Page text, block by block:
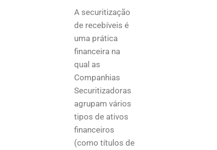
A securitização
de recebíveis é
uma prática
financeira na
qual as
Companhias
Securitizadoras
agrupam vários
tipos de ativos
financeiros
(como títulos de